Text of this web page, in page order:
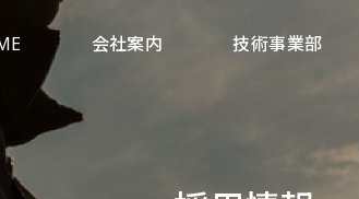
会社案内 技術事業部